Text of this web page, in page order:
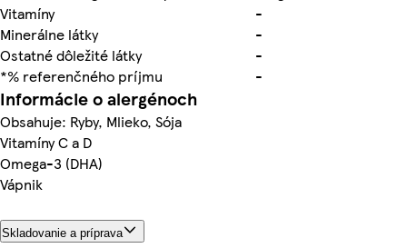
Vitamíny
-
Minerálne látky
-
Ostatné dôležité látky
-
*% referenčného príjmu
-
Informácie o alergénoch
Obsahuje: Ryby, Mlieko, Sója
Vitamíny C a D
Omega-3 (DHA)
Vápnik
Skladovanie a príprava